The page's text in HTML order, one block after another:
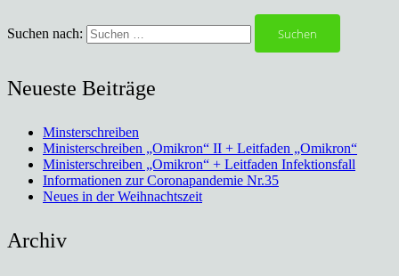
Suchen nach:
Neueste Beiträge
Minsterschreiben
Ministerschreiben „Omikron“ II + Leitfaden „Omikron“
Ministerschreiben „Omikron“ + Leitfaden Infektionsfall
Informationen zur Coronapandemie Nr.35
Neues in der Weihnachtszeit
Archiv